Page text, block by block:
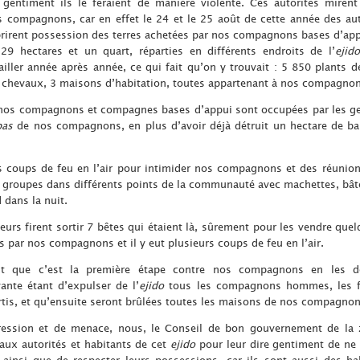
compagnons, car en effet le 24 et le 25 août de cette année des
possession des terres achetées par nos compagnons bases
hectares et un quart, réparties en différents endroits de l’ejido
année après année, ce qui fait qu’on y trouvait : 5 850 plants
3 maisons d’habitation, toutes appartenant à nos
compagnons et compagnes bases d’appui sont occupées par les
de nos compagnons, en plus d’avoir déjà détruit un hectare de
de feu en l’air pour intimider nos compagnons et des
dans différents points de la communauté avec machettes,
dans la nuit.
firent sortir 7 bêtes qui étaient là, sûrement pour les vendre
par nos compagnons et il y eut plusieurs coups de feu en l’air.
que c’est la première étape contre nos compagnons en les
étant d’expulser de l’ejidotous les compagnons hommes, les
et qu’ensuite seront brûlées toutes les maisons de nos
et de menace, nous, le Conseil de bon gouvernement de
autorités et habitants de cet ejidopour leur dire gentiment de ne